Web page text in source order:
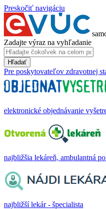
Preskočiť navigáciu
Zadajte výraz na vyhľadanie
Hľadať
Pre poskytovateľov zdravotnej
elektronické objednávanie
najbližšia lekáreň, ambulantná
najbližší lekár - špecialista